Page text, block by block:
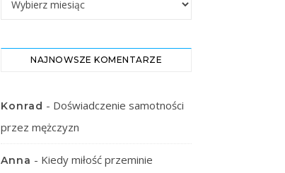
NAJNOWSZE KOMENTARZE
Konrad - Doświadczenie samotności
przez mężczyzn
Anna - Kiedy miłość przeminie